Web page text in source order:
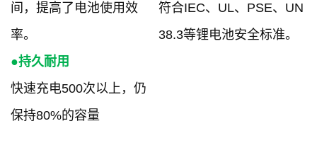
间，提高了电池使用效
率。
●持久耐用
快速充电500次以上，仍
保持80%的容量
符合IEC、UL、PSE、UN
38.3等锂电池安全标准。